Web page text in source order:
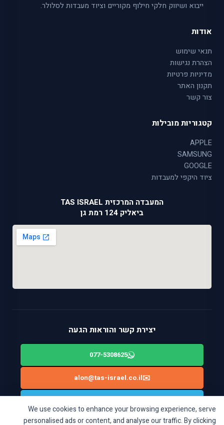
We use cookies to enhance your browsing experience, serve
personalised ads or content, and analyse our traffic. By clicking
ייבוא ושיווק חלקי חילוף מקוריים וציוד מעבדות לסלולר.
אודות
תנאי שימוש
הצהרת נגישות
מדיניות פרטיות
תקנון האתר
צור קשר
קטגוריות מובילות
APPLE
SAMSUNG
GOOGLE
ציוד היקפי למעבדות
המעבדה המרכזית TAS ISRAEL
ביאליק 124 רמת גן
יצירת קשר והוראות הגעה
077-5308625
✉️
alon@tas-israel.co.il